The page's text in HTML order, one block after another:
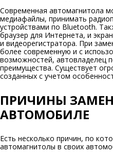
Современная автомагнитола
медиафайлы, принимать
устройствами по Bluetooth.
браузер для Интернета, и
и видеорегистратора. При
более современную и с
возможностей, автовладелец
преимущества. Существует
созданных с учетом
ПРИЧИНЫ
АВТОМОБИЛЕ
Есть несколько причин, по
автомагнитолы в своих